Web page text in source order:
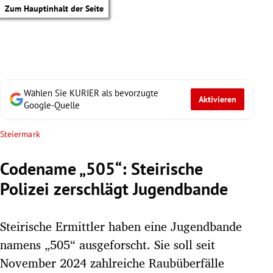
Zum Hauptinhalt der Seite
Untermenü
Wählen Sie KURIER als bevorzugte
Google-Quelle
Aktivieren
Steiermark
Codename „505“: Steirische
Polizei zerschlägt Jugendbande
Steirische Ermittler haben eine Jugendbande
namens „505“ ausgeforscht. Sie soll seit
November 2024 zahlreiche Raubüberfälle